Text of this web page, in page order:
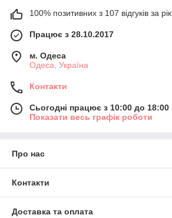
100% позитивних з 107 відгуків за рік
Працює з 28.10.2017
м. Одеса
Одеса, Україна
Контакти
Сьогодні працює з 10:00 до 18:00
Показати весь графік роботи
Про нас
Контакти
Доставка та оплата